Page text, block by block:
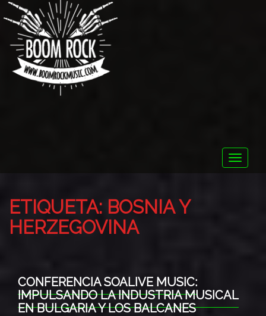
Toggle
ETIQUETA: BOSNIA Y
HERZEGOVINA
CONFERENCIA SOALIVE MUSIC:
IMPULSANDO LA INDUSTRIA MUSICAL
EN BULGARIA Y LOS BALCANES